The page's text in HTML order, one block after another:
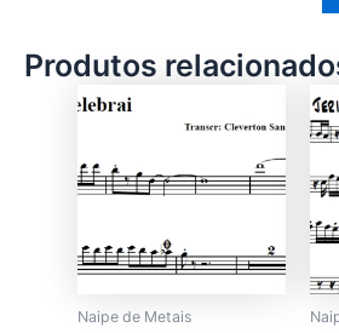
Produtos
Naipe de Metais